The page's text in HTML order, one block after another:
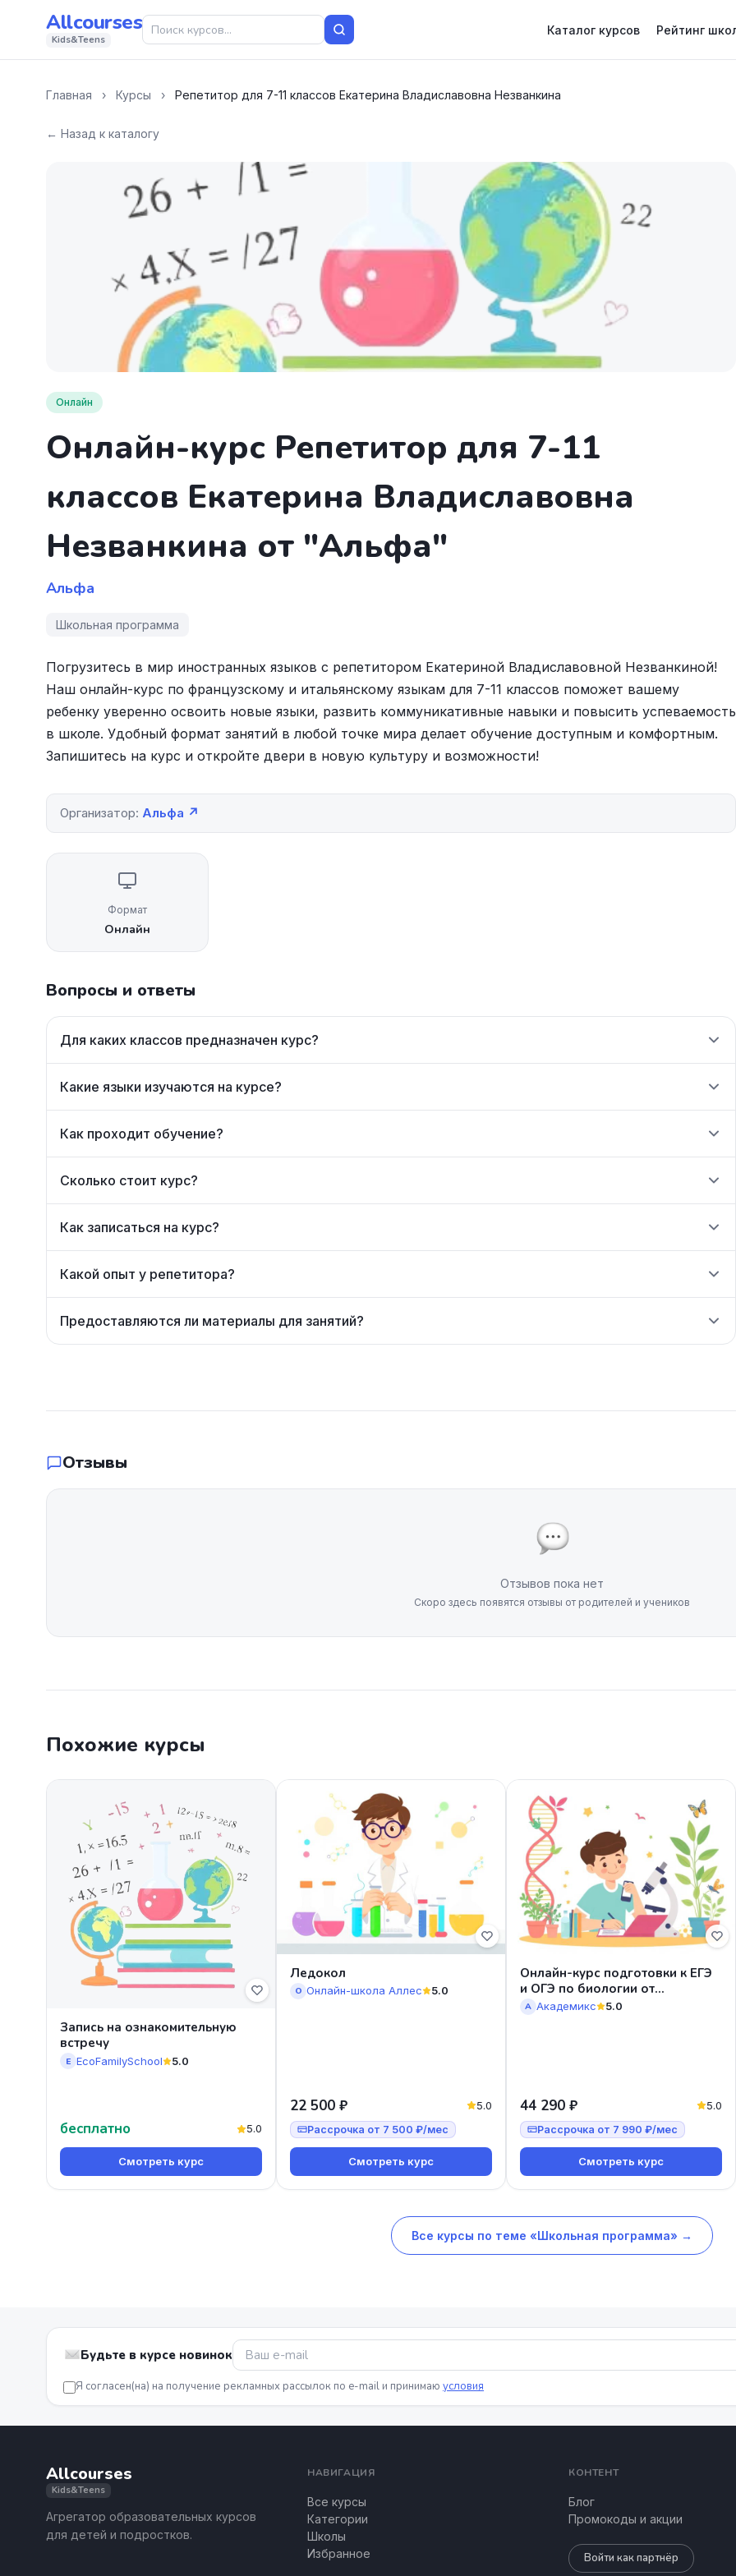
Allcourses
Kids&Teens
Каталог курсов Рейтинг
Главная › Курсы › Репетитор для 7-11 классов Екатерина Владиславовна Незванкина
← Назад к каталогу
Онлайн
Онлайн-курс Репетитор для 7-11
классов Екатерина Владиславовна
Незванкина от "Альфа"
Альфа
Школьная программа
Погрузитесь в мир иностранных языков с репетитором Екатериной Владиславовной Незванкиной!
Наш онлайн-курс по французскому и итальянскому языкам для 7-11 классов поможет вашему
ребенку уверенно освоить новые языки, развить коммуникативные навыки и повысить успеваемость
в школе. Удобный формат занятий в любой точке мира делает обучение доступным и комфортным.
Запишитесь на курс и откройте двери в новую культуру и возможности!
Организатор: Альфа ↗
Формат
Онлайн
Вопросы и ответы
Для каких классов предназначен курс?
Какие языки изучаются на курсе?
Как проходит обучение?
Сколько стоит курс?
Как записаться на курс?
Какой опыт у репетитора?
Предоставляются ли материалы для занятий?
Отзывы
Отзывов пока нет
Скоро здесь появятся отзывы от родителей и учеников
Похожие курсы
Запись на ознакомительную
встречу
E EcoFamilySchool 5.0
бесплатно 5.0
Смотреть курс
Ледокол
О Онлайн-школа Аллес 5.0
22 500 ₽ 5.0
Рассрочка от 7 500 ₽/мес
Смотреть курс
Онлайн-курс подготовки к ЕГЭ
и ОГЭ по биологии от
Академикс
А Академикс 5.0
44 290 ₽ 5.0
Рассрочка от 7 990 ₽/мес
Смотреть курс
Все курсы по теме «Школьная программа» →
Будьте в курсе новинок
Я согласен(на) на получение рекламных рассылок по e-mail и принимаю условия
Allcourses
Kids&Teens
Агрегатор образовательных курсов
для детей и подростков.
НАВИГАЦИЯ
Все курсы
Категории
Школы
Избранное
КОНТЕНТ
Блог
Промокоды и акции
Войти как партнёр